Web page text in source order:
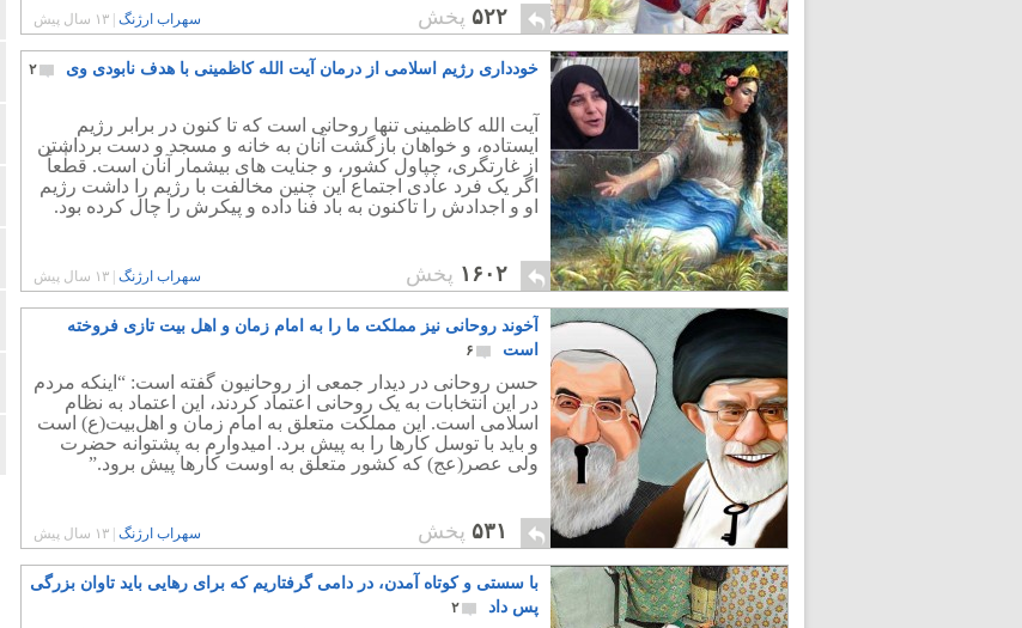
۵۲۲ پخش سهراب ارژنگ ۱۳ سال پیش
خودداری رژیم اسلامی از درمان آیت الله کاظمینی با هدف نابودی وی ۲
آیت الله کاظمینی تنها روحانی است که تا کنون در برابر رژیم
ایستاده، و خواهان بازگشت آنان به خانه و مسجد و دست برداشتن
از غارتگری، چپاول کشور، و جنایت های بیشمار آنان است. قطٰعاً
اگر یک فرد عادی اجتماع این چنین مخالفت با رژیم را داشت رژیم
او و اجدادش را تاکنون به باد فنا داده و پیکرش را چال کرده بود.
۱۶۰۲ پخش سهراب ارژنگ ۱۳ سال پیش
آخوند روحانی نیز مملکت ما را به امام زمان و اهل بیت تازی فروخته
است
۶
حسن روحانی در دیدار جمعی از روحانیون گفته است: “اینکه مردم
در این انتخابات به یک روحانی اعتماد کردند، این اعتماد به نظام
اسلامی است. این مملکت متعلق به امام زمان و اهل‌بیت(ع) است
و باید با توسل کارها را به پیش برد. امیدوارم به پشتوانه حضرت
ولی عصر(عج) که کشور متعلق به اوست کارها پیش برود.”
۵۳۱ پخش سهراب ارژنگ ۱۳ سال پیش
با سستی و کوتاه آمدن، در دامی گرفتاریم که برای رهایی باید تاوان بزرگی
پس داد
۲